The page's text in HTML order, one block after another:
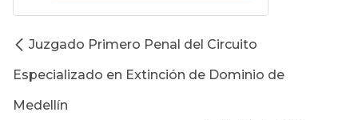
Juzgado Primero Penal del Circuito
Especializado en Extinción de Dominio de
Medellín